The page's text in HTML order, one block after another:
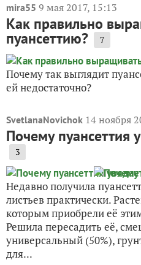
mira55 9 мая 2017, 15:13
Как правильно
пуансеттию? 7
Почему так выглядит
ей недостаточно?
SvetlanaNovichok 14 ноября
Почему пуансеттия
3
Недавно получила
листьев практически.
которым приобрели её
Решила пересадить её,
универсальный (50%),
для...